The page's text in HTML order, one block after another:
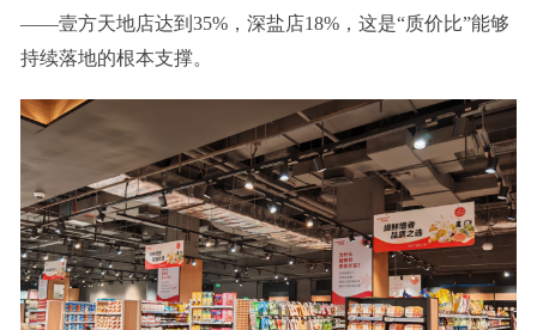
——壹方天地店达到35%，深盐店18%，这是“质价比”能够
持续落地的根本支撑。